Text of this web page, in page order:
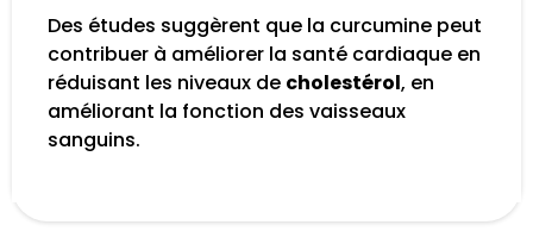
Des études suggèrent que la curcumine peut
contribuer à améliorer la santé cardiaque en
réduisant les niveaux de cholestérol, en
améliorant la fonction des vaisseaux
sanguins.